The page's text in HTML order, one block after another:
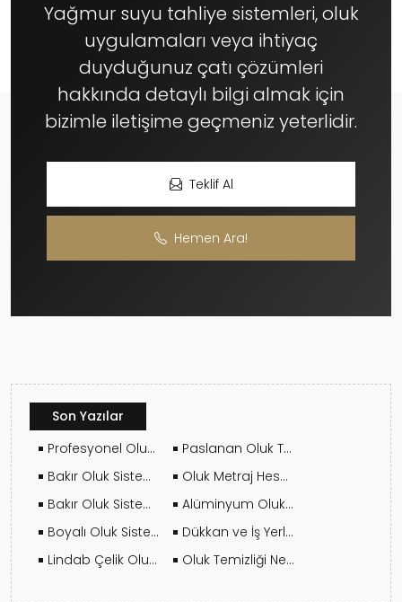
Yağmur suyu tahliye sistemleri, oluk
uygulamaları veya ihtiyaç
duyduğunuz çatı çözümleri
hakkında detaylı bilgi almak için
bizimle iletişime geçmeniz yeterlidir.
Teklif Al
Hemen Ara!
Son Yazılar
Profesyonel Oluk Montajı Neden Önemlidir?
Paslanan Oluk Tamir Edilir Mi?
Bakır Oluk Sistemlerinin Ömrü Kaç Yıldır?
Oluk Metraj Hesabı Nasıl Yapılır?
Bakır Oluk Sistemleri Hangi Yapılarda Tercih Edilmeli?
Alüminyum Oluk Hangi Çatılar İçin Mantıklıdır?
Boyalı Oluk Sistemlerinde Elektrostatik Boya Avantajı
Dükkan ve İş Yerleri İçin Oluk Seçimi Nasıl Olmalı?
Lindab Çelik Oluk Sistemleri Ne Kadar Dayanıklı?
Oluk Temizliği Ne Sıklıkla Yapılmalı?